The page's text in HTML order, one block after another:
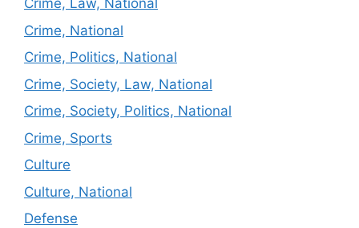
Crime, Law, National
Crime, National
Crime, Politics, National
Crime, Society, Law, National
Crime, Society, Politics, National
Crime, Sports
Culture
Culture, National
Defense